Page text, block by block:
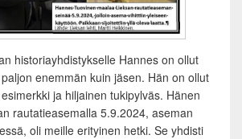
historiayhdistykselle Hannes on ollut
enemmän kuin jäsen. Hän on ollut
ja hiljainen tukipylväs. Hänen
rautatieasemalla 5.9.2024, aseman
oli meille erityinen hetki. Se yhdisti